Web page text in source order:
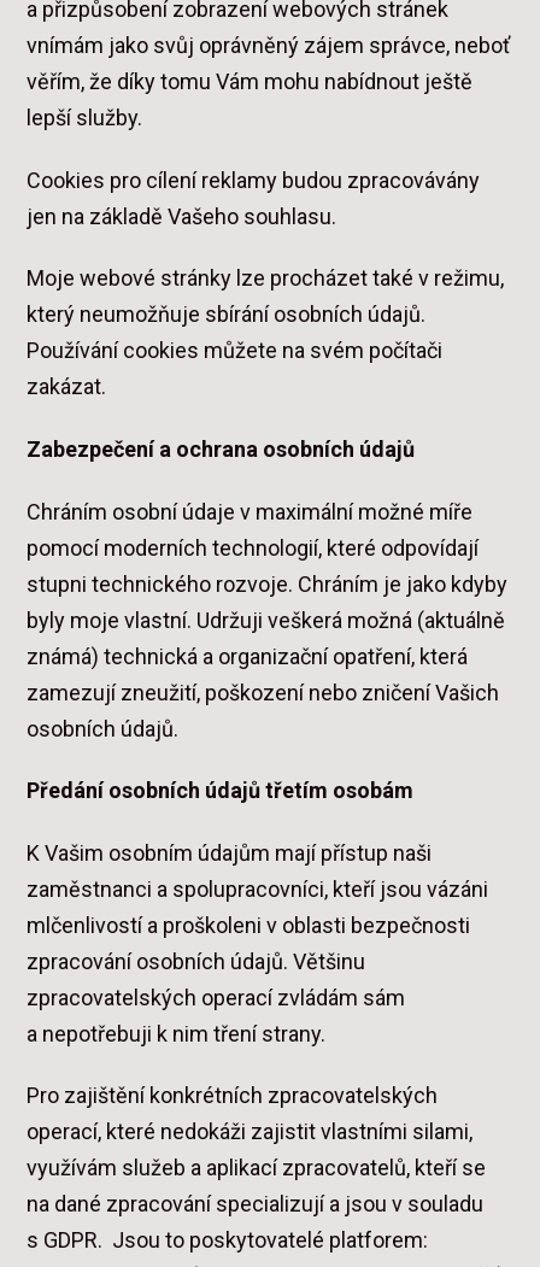
a přizpůsobení zobrazení webových stránek
vnímám jako svůj oprávněný zájem správce, neboť
věřím, že díky tomu Vám mohu nabídnout ještě
lepší služby.
Cookies pro cílení reklamy budou zpracovávány
jen na základě Vašeho souhlasu.
Moje webové stránky lze procházet také v režimu,
který neumožňuje sbírání osobních údajů.
Používání cookies můžete na svém počítači
zakázat.
Zabezpečení a ochrana osobních údajů
Chráním osobní údaje v maximální možné míře
pomocí moderních technologií, které odpovídají
stupni technického rozvoje. Chráním je jako kdyby
byly moje vlastní. Udržuji veškerá možná (aktuálně
známá) technická a organizační opatření, která
zamezují zneužití, poškození nebo zničení Vašich
osobních údajů.
Předání osobních údajů třetím osobám
K Vašim osobním údajům mají přístup naši
zaměstnanci a spolupracovníci, kteří jsou vázáni
mlčenlivostí a proškoleni v oblasti bezpečnosti
zpracování osobních údajů. Většinu
zpracovatelských operací zvládám sám
a nepotřebuji k nim tření strany.
Pro zajištění konkrétních zpracovatelských
operací, které nedokáži zajistit vlastními silami,
využívám služeb a aplikací zpracovatelů, kteří se
na dané zpracování specializují a jsou v souladu
s GDPR. Jsou to poskytovatelé platforem: